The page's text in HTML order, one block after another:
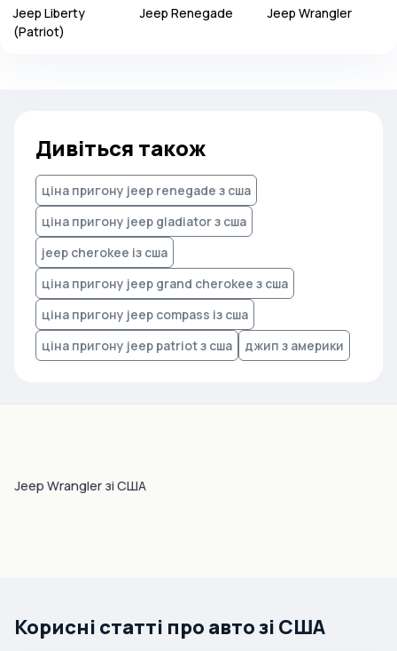
Jeep Liberty
(Patriot)
Jeep Renegade Jeep Wrangler
Дивіться також
ціна пригону jeep renegade з сша
ціна пригону jeep gladiator з сша
jeep cherokee із сша
ціна пригону jeep grand cherokee з сша
ціна пригону jeep compass із сша
ціна пригону jeep patriot з сша
джип з америки
Jeep Wrangler зі США
Корисні статті про авто зі США